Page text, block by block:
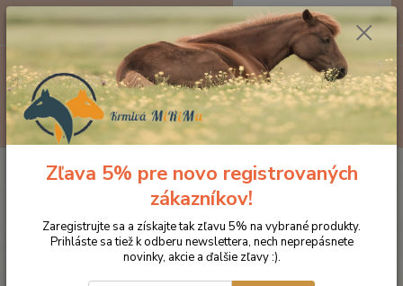
Menu
0ks
za0 €
Produkty DROMY Psy a mačky Dromy Semienkový mix 600 g
Dromy Semienkový mix 600 g
Zľava 5% pre novo registrovaných
zákazníkov!
Zaregistrujte sa a získajte tak zľavu 5% na vybrané produkty.
Prihláste sa tiež k odberu newslettera, nech neprepásnete
novinky, akcie a ďalšie zľavy :).